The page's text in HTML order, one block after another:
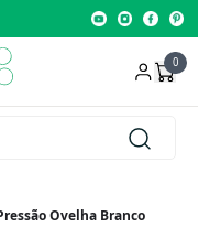
0
Ovelha Branco